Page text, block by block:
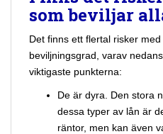
som beviljar
Det finns ett flertal risker
beviljningsgrad, varav
viktigaste punkterna:
De är dyra. Den stora
dessa typer av lån är
räntor, men kan även